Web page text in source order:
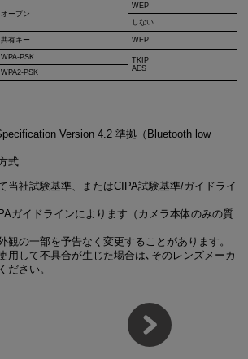
オープン
WEP
しない
共有キー WEP
WPA-PSK
TKIP
AES
WPA2-PSK
Version 4.2 準拠（Bluetooth low
式
当社試験基準、またはCIPA試験基準/ガイドライ
ガイドラインによります（カメラ本体のみの質
観の一部を予告なく変更することがあります。
用して不具合が生じた場合は､そのレンズメーカ
ださい。